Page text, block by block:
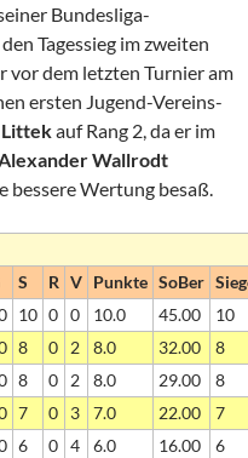
Bundesliga-
Tagessieg im zweiten
vor dem letzten Turnier am
ersten Jugend-Vereins-
auf Rang 2, da er im
Wallrodt
bessere Wertung besaß.
S R V Punkte SoBer
10 0 0 10.0 45.00
10
8 0 2 8.0 32.00
8
8 0 2 8.0 29.00
8
7 0 3 7.0 22.00
7
6 0 4 6.0 16.00
6